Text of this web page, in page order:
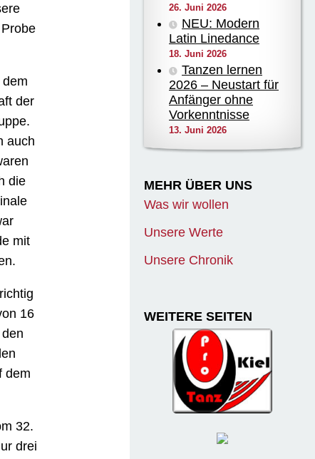
dem
der
auch
die
mit
16
dem
32.
drei
26. Juni 2026
NEU: Modern
Latin Linedance
18. Juni 2026
Tanzen lernen
2026 – Neustart für
Anfänger ohne
Vorkenntnisse
13. Juni 2026
MEHR ÜBER UNS
Was wir wollen
Unsere Werte
Unsere Chronik
WEITERE SEITEN